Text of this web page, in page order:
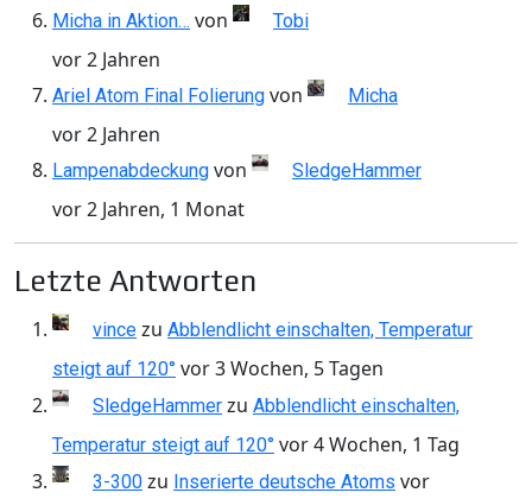
Micha in Aktion… von Tobi
vor 2 Jahren
Ariel Atom Final Folierung von Micha
vor 2 Jahren
Lampenabdeckung von SledgeHammer
vor 2 Jahren, 1 Monat
Letzte Antworten
vince zu Abblendlicht einschalten, Temperatur
steigt auf 120° vor 3 Wochen, 5 Tagen
SledgeHammer zu Abblendlicht einschalten,
Temperatur steigt auf 120° vor 4 Wochen, 1 Tag
3-300 zu Inserierte deutsche Atoms vor